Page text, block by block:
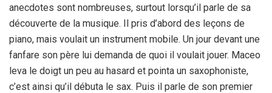
anecdotes sont nombreuses, surtout lorsqu’il parle de sa
découverte de la musique. Il pris d’abord des leçons de
piano, mais voulait un instrument mobile. Un jour devant une
fanfare son père lui demanda de quoi il voulait jouer. Maceo
leva le doigt un peu au hasard et pointa un saxophoniste,
c’est ainsi qu’il débuta le sax. Puis il parle de son premier